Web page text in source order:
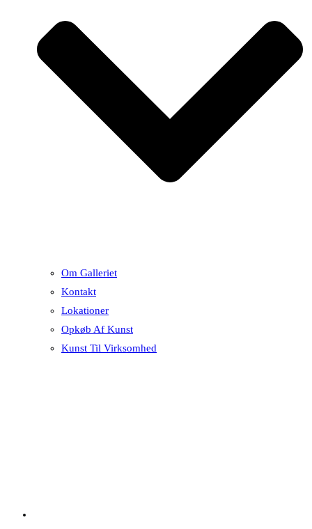
Om Galleriet
Kontakt
Lokationer
Opkøb Af Kunst
Kunst Til Virksomhed